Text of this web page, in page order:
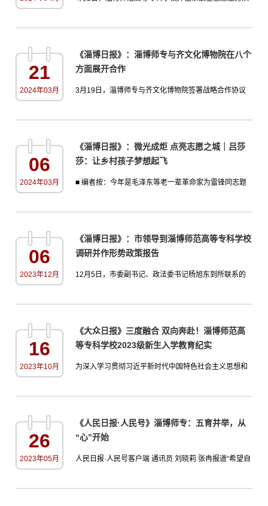
志愿者一起开展“点亮星星 与爱同行”志愿服务活动，为
儿女的自豪和向往；优美的旋律，奏响中华民族伟大复
兴的乐章！活动现场，同学们用一支手势舞《强国有
21
2024年03月
《淄博日报》：淄博师专与齐文化博物院在八个
方面展开合作
3月19日，淄博师专与齐文化博物院签署战略合作协议
开发齐文化题材数字影视产品和文创产品，建设齐文化
作。两家单位负责人，相关的处室、中心的负责人齐聚
一堂，共商共论齐文化“两创”发展事宜。淄博师专校长高
06
2024年03月
《淄博日报》：微光成炬 点亮志愿之城｜吕莎
莎：让乡村孩子梦想起飞
■ 编者按：今年是毛泽东等老一辈革命家为雷锋同志题
雷锋的名字家喻户晓，雷锋的事迹深入人心。实践证
献、友爱、互助、进步”的志愿服务精神内核一致、一脉
相承。2023年，淄博提出全力打造互助互爱的“志愿之
城”，无处不在的志愿服务活动，越来越多的身边“雷
06
2023年12月
《淄博日报》：市领导到淄博师范高等专科学校
调研并作形势政策报告
12月5日，市委副书记、政法委书记杨旭东到所联系的
报告。杨旭东实地考察学前教育学院综合实训中心和产
程、教学科研、人才培养和发展规划、项目建设等情
况，对学校各项工作给予肯定。随后，杨旭东围绕贯彻
16
2023年10月
《大众日报》三度融合 双向奔赴！淄博师范高
等专科学校2023级新生入学教育纪实
为深入学习贯彻习近平新时代中国特色社会主义思想和
议精神引向深入，通过思想引领助力新生扣好大学的第
发展的新时代大学生。淄博师范高等专科学校立足学校
特色，结合学生特点，融合教师授课与“线上+线下”新媒
体教育平台，通过“前置教育、集中教育、分类教育和深
26
2023年05月
《人民日报·人民号》淄博师专：五育并举，从
“心”开始
人民日报·人民号客户端 通讯员 刘晓莉 张冉报道“希望自
行动，从5%的改变做起”… …这是淄博师范高等专科学